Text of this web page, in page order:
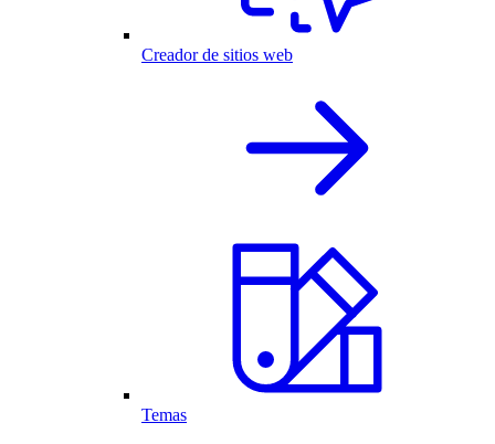
Creador de sitios web
Temas